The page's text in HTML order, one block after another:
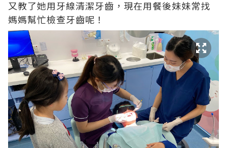
又教了她用牙線清潔牙齒，現在用餐後妹妹常找
媽媽幫忙檢查牙齒呢！